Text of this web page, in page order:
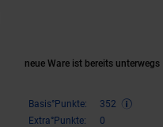
neue Ware ist bereits unterwegs
Basis°Punkte:
352
Extra°Punkte:
0